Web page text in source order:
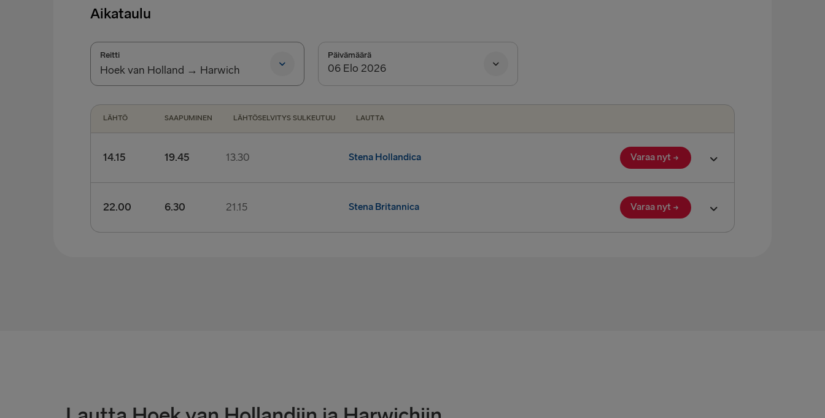
Belfast → Cairnryan
LATVIASTA SAKSAAN
Travemünde → Liepāja
Aikataulu
Reitti
Hoek van Holland → Harwich
Harwich → Hoek van Holland
Päivämäärä
LÄHTÖ SAAPUMINEN LÄHTÖSELVITYS SULKEUTUU LAUTTA
14.15 19.45 13.30 Stena Hollandica Varaa nyt
Jalan saapuvan matkustajan lähtöselvitys:
22.00 6.30 21.15 Stena Britannica Varaa nyt